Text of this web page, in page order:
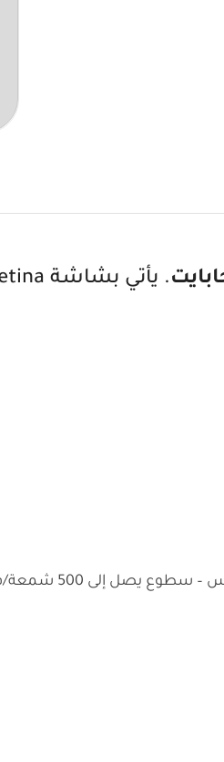
. يأتي بشاشة Liquid Retina المذهلة لتجربة فائقة السلاسة في المهام المتعددة